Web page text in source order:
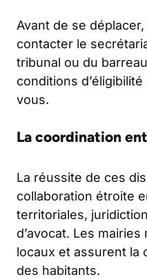
Avant de se
contacter le
tribunal ou du
conditions
vous.
La coordination
La réussite de ces
collaboration étroite
territoriales,
d’avocat. Les
locaux et assurent la
des habitants.